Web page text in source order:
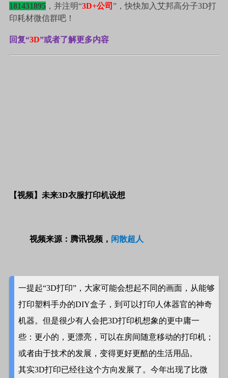
181431895 ，并注明“3D+公司 ”，快快加入艾邦高分子3D打
印耗材微信群吧！
回复“3D”或者了解更多内容
【视频】未来3D衣服打印机设想
视频来源：腾讯视频， 闲散超人
一提起“3D打印”，大家可能会想起不同的画面，从能够
打印塑料手办的DIY盒子，到可以打印人体器官的神奇
机器。但是很少有人会把3D打印机想象的更中庸一
些：更小的，更漂亮，可以在房间随意移动的打印机；
或者由于技术的发展，变得更好更酷的生活用品。
其实3D打印已经往这个方向发展了。今年出现了比微